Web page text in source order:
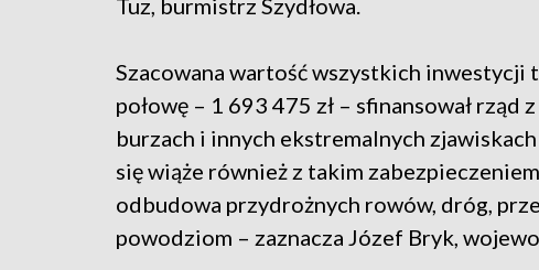
Szacowana wartość wszystkich inwestycji
połowę – 1 693 475 zł – sfinansował rząd
burzach i innych ekstremalnych
się wiąże również z takim
odbudowa przydrożnych rowów, dróg,
powodziom – zaznacza Józef Bryk,